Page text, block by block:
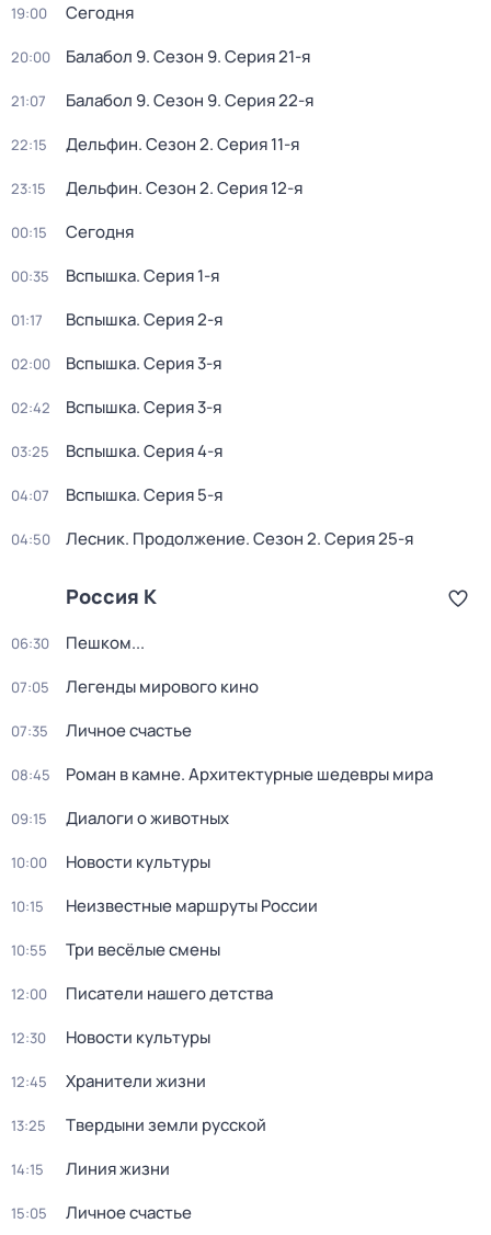
19:00 Сегодня
20:00 Балабол 9. Сезон 9. Серия 21-я
21:07 Балабол 9. Сезон 9. Серия 22-я
22:15 Дельфин. Сезон 2. Серия 11-я
23:15 Дельфин. Сезон 2. Серия 12-я
00:15 Сегодня
00:35 Вспышка. Серия 1-я
01:17 Вспышка. Серия 2-я
02:00 Вспышка. Серия 3-я
02:42 Вспышка. Серия 3-я
03:25 Вспышка. Серия 4-я
04:07 Вспышка. Серия 5-я
04:50 Лесник. Продолжение. Сезон 2. Серия 25-я
Россия К
06:30 Пешком...
07:05 Легенды мирового кино
07:35 Личное счастье
08:45 Роман в камне. Архитектурные шедевры мира
09:15 Диалоги о животных
10:00 Новости культуры
10:15 Неизвестные маршруты России
10:55 Три весёлые смены
12:00 Писатели нашего детства
12:30 Новости культуры
12:45 Хранители жизни
13:25 Твердыни земли русской
14:15 Линия жизни
15:05 Личное счастье